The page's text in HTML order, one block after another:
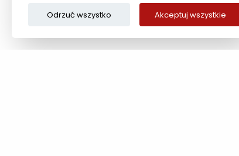
Odrzuć wszystko Akceptuj wszystkie